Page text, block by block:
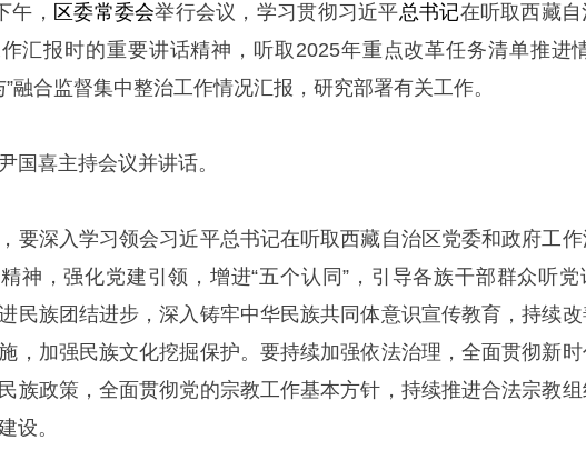
午， 区委常委会举行会议，学习贯彻习近平总书记在听取西藏
汇报时的重要讲话精神，听取2025年重点改革任务清单推进
”融合监督集中整治工作情况汇报，研究部署有关工作。
国喜主持会议并讲话。
要深入学习领会习近平总书记在听取西藏自治区党委和政府工
神，强化党建引领，增进“五个认同”，引导各族干部群众听党
民族团结进步，深入铸牢中华民族共同体意识宣传教育，持续
，加强民族文化挖掘保护。要持续加强依法治理，全面贯彻新
族政策，全面贯彻党的宗教工作基本方针，持续推进合法宗教
设。